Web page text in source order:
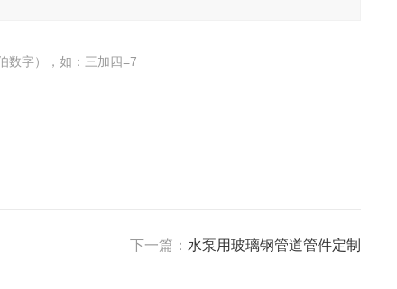
数字），如：三加四=7
下一篇： 水泵用玻璃钢管道管件定制